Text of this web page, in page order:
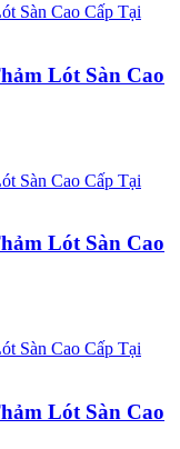
Lót Sàn Cao
Lót Sàn Cao
Lót Sàn Cao